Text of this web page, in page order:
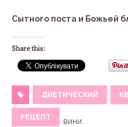
Сытного поста и Божьей
Share this:
ДИЕТИЧЕСКИЙ
РЕЦЕПТ
вини